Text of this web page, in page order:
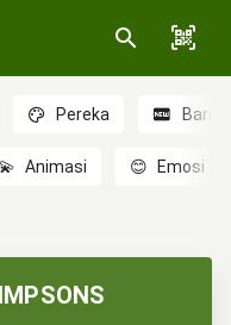
Pereka Baru
💫 Animasi 😊 Emosi